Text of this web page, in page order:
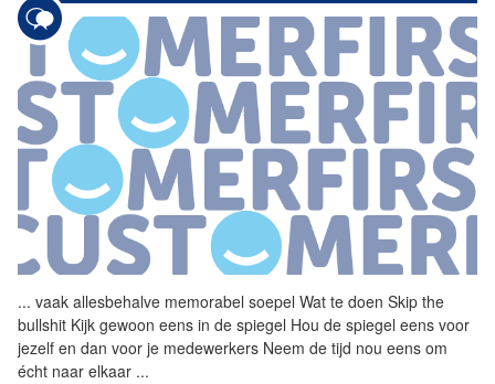
... vaak allesbehalve memorabel soepel Wat te doen Skip the
bullshit Kijk gewoon eens in de spiegel Hou de spiegel eens voor
jezelf en dan voor je medewerkers Neem de tijd nou eens om
écht naar elkaar ...